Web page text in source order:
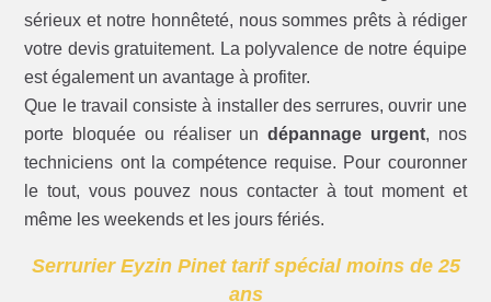
sérieux et notre honnêteté, nous sommes prêts à rédiger
votre devis gratuitement. La polyvalence de notre équipe
est également un avantage à profiter.
Que le travail consiste à installer des serrures, ouvrir une
porte bloquée ou réaliser undépannage urgent, nos
techniciens ont la compétence requise. Pour couronner
le tout, vous pouvez nous contacter à tout moment et
même les weekends et les jours fériés.
Serrurier Eyzin Pinet tarif spécial moins de 25
ans